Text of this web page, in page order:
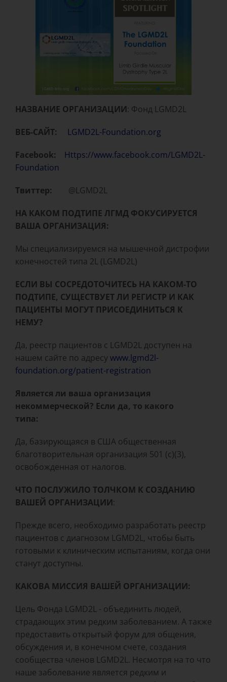
НАЗВАНИЕ ОРГАНИЗАЦИИ: Фонд LGMD2L
ВЕБ-САЙТ: LGMD2L-Foundation.org
Facebook: Https://www.facebook.com/LGMD2L-
Foundation
Твиттер: @LGMD2L
НА КАКОМ ПОДТИПЕ ЛГМД ФОКУСИРУЕТСЯ
ВАША ОРГАНИЗАЦИЯ:
Мы специализируемся на мышечной дистрофии
конечностей типа 2L (LGMD2L)
ЕСЛИ ВЫ СОСРЕДОТОЧИТЕСЬ НА КАКОМ-ТО
ПОДТИПЕ, СУЩЕСТВУЕТ ЛИ РЕГИСТР И КАК
ПАЦИЕНТЫ МОГУТ ПРИСОЕДИНИТЬСЯ К
НЕМУ?
Да, реестр пациентов с LGMD2L доступен на
нашем сайте по адресуwww.lgmd2l-
foundation.org/patient-registration
Является ли ваша организация
некоммерческой? Если да, то какого
типа:
Да, базирующаяся в США общественная
благотворительная организация 501 (c)(3),
освобожденная от налогов.
ЧТО ПОСЛУЖИЛО ТОЛЧКОМ К СОЗДАНИЮ
ВАШЕЙ ОРГАНИЗАЦИИ:
Прежде всего, необходимо разработать реестр
пациентов с диагнозом LGMD2L, чтобы быть
готовыми к клиническим испытаниям, когда они
станут доступны.
КАКОВА МИССИЯ ВАШЕЙ ОРГАНИЗАЦИИ:
Цель Фонда LGMD2L - объединить людей,
страдающих этим редким заболеванием. А также
предоставить открытый форум для общения,
обсуждения и, в конечном счете, создания
сообщества членов LGMD2L. Несмотря на то что
наше заболевание является редким и